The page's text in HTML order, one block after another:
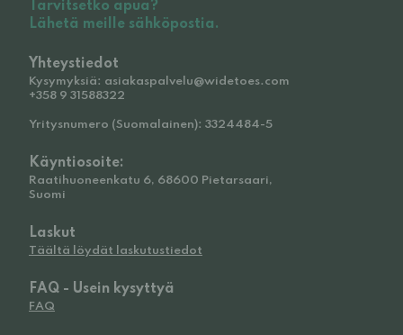
Tarvitsetko apua?
Lähetä meille sähköpostia.
Yhteystiedot
Kysymyksiä: asiakaspalvelu@widetoes.com
+358 9 31588322
Yritysnumero (Suomalainen): 3324484-5
Käyntiosoite:
Raatihuoneenkatu 6, 68600 Pietarsaari,
Suomi
Laskut
Täältä löydät laskutustiedot
FAQ - Usein kysyttyä
FAQ